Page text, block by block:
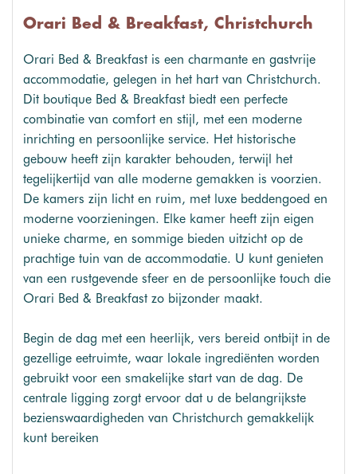
Orari Bed & Breakfast, Christchurch
Orari Bed & Breakfast is een charmante en gastvrije
accommodatie, gelegen in het hart van Christchurch.
Dit boutique Bed & Breakfast biedt een perfecte
combinatie van comfort en stijl, met een moderne
inrichting en persoonlijke service. Het historische
gebouw heeft zijn karakter behouden, terwijl het
tegelijkertijd van alle moderne gemakken is voorzien.
De kamers zijn licht en ruim, met luxe beddengoed en
moderne voorzieningen. Elke kamer heeft zijn eigen
unieke charme, en sommige bieden uitzicht op de
prachtige tuin van de accommodatie. U kunt genieten
van een rustgevende sfeer en de persoonlijke touch die
Orari Bed & Breakfast zo bijzonder maakt.
Begin de dag met een heerlijk, vers bereid ontbijt in de
gezellige eetruimte, waar lokale ingrediënten worden
gebruikt voor een smakelijke start van de dag. De
centrale ligging zorgt ervoor dat u de belangrijkste
bezienswaardigheden van Christchurch gemakkelijk
kunt bereiken